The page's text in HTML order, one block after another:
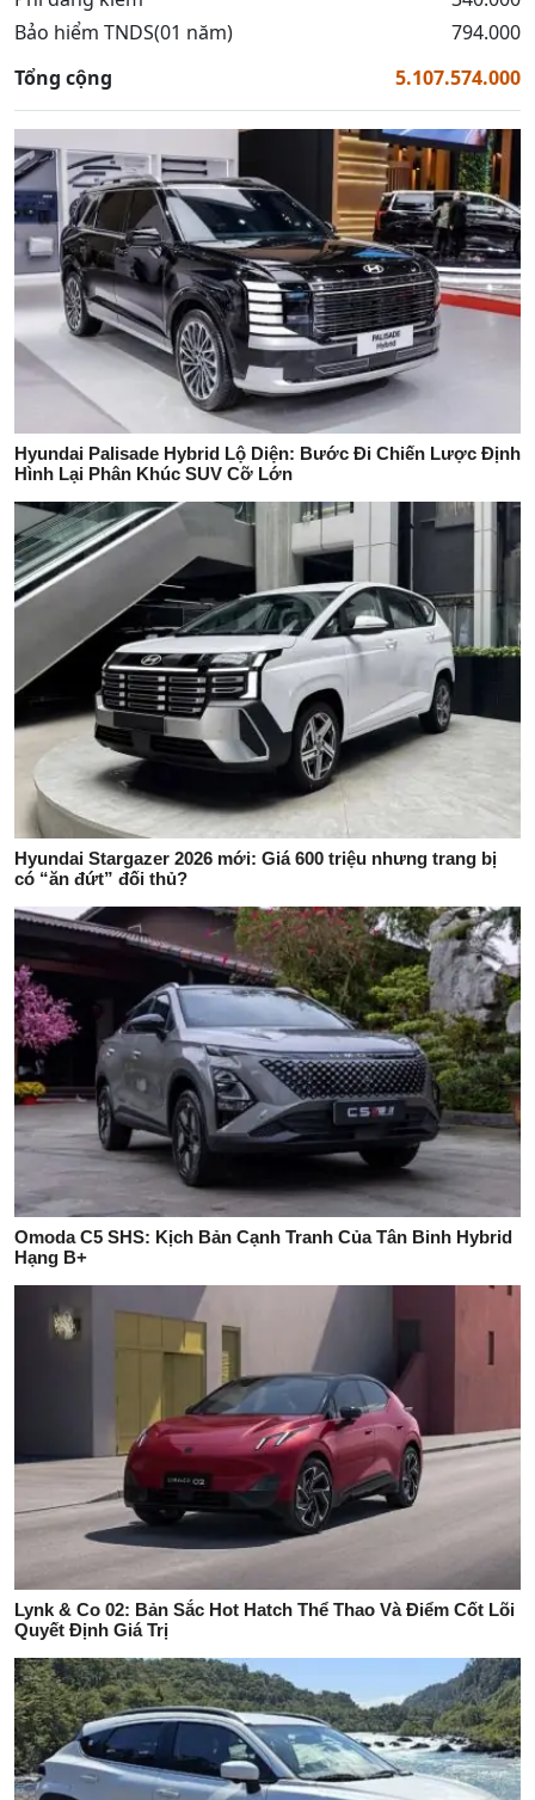
Bảo hiểm TNDS(01 năm)
794.000
Tổng cộng
5.107.574.000
Hyundai Palisade Hybrid Lộ Diện: Bước Đi Chiến Lược Định
Hình Lại Phân Khúc SUV Cỡ Lớn
Hyundai Stargazer 2026 mới: Giá 600 triệu nhưng trang bị
có “ăn đứt” đối thủ?
Omoda C5 SHS: Kịch Bản Cạnh Tranh Của Tân Binh Hybrid
Hạng B+
Lynk & Co 02: Bản Sắc Hot Hatch Thể Thao Và Điểm Cốt Lõi
Quyết Định Giá Trị